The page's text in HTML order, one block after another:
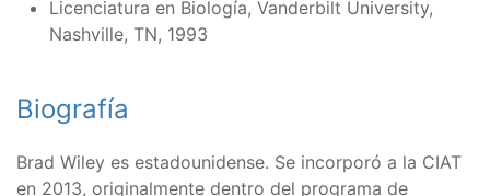
Licenciatura en Biología, Vanderbilt University,
Nashville, TN, 1993
Biografía
Brad Wiley es estadounidense. Se incorporó a la CIAT
en 2013, originalmente dentro del programa de